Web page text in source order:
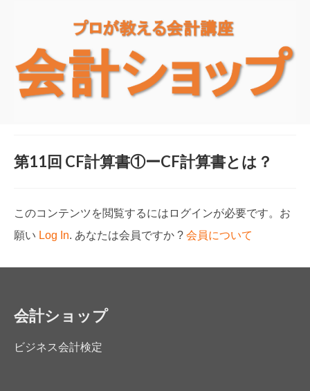
第11回 CF計算書①ーCF計算書とは？
このコンテンツを閲覧するにはログインが必要です。お
願い Log In. あなたは会員ですか ? 会員について
会計ショップ
ビジネス会計検定